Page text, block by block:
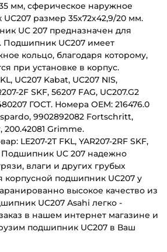
мм, сферическое наружное
размер 35х72х42,9/20 мм.
UC 207 предназначен для
Подшипник UC207 имеет
кольцо, благодаря которому,
при установке в корпус.
UC207 Kabat, UC207 NIS,
2F SKF, 56207 FAG, UC207.G2
ГОСТ. Номера OEM: 216476.0
9902892082 Fortschritt,
200.42081 Grimme.
LE207-2T FKL, YAR207-2RF SKF,
Подшипник UC 207 надежно
влаги и других грубых
корпусной подшипник UC207 у
высокое качество из
UC207 Asahi легко -
в нашем интернет магазине и
подшипник UC207 в Ваш